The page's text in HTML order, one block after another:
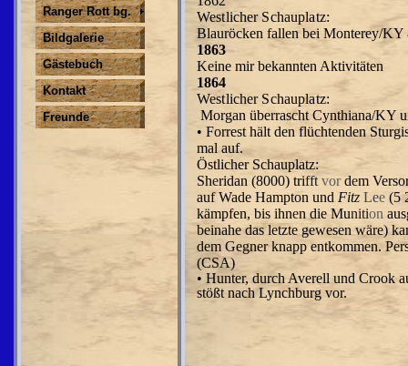
Ranger Rott bg.
Bildgalerie
Gästebuch
Kontakt
Freunde
Westlicher Schauplatz:
Blauröcken fallen bei Monterey/KY
1863
Keine mir bekannten Aktivitäten
1864
Westlicher Schauplatz:
Morgan überrascht Cynthiana/KY
• Forrest hält den flüchtenden
mal auf.
Östlicher Schauplatz:
Sheridan (8000) trifft vordem
auf Wade Hampton und Fitz Lee (5
kämpfen, bis ihnen die Munition
beinahe das letzte gewesen wäre) ka
dem Gegner knapp entkommen.
(CSA)
• Hunter, durch Averell und Crook a
stößt nach Lynchburg vor.